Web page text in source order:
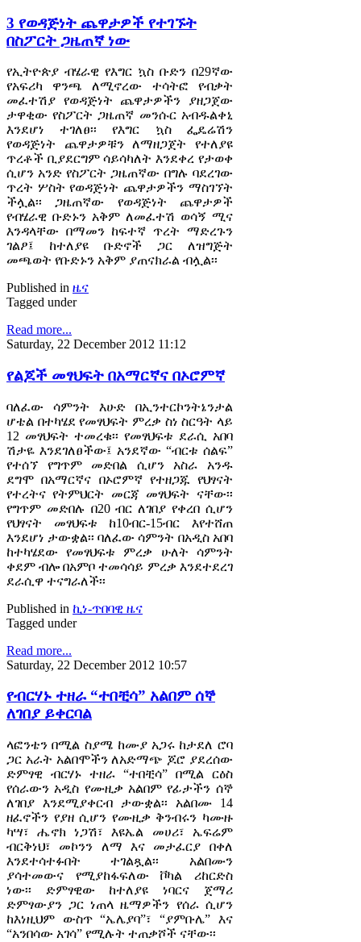
3 የወዳጅነት ጨዋታዎች የተገኙት
በስፖርት ጋዜጠኛ ነው
የኢትዮጵያ ብሄራዊ የእግር ኳስ ቡድን በ29ኛው
የአፍሪካ ዋንጫ ለሚኖረው ተሳትፎ የብቃት
መፈተሽያ የወዳጅነት ጨዋታዎችን ያዘጋጀው
ታዋቂው የስፖርት ጋዜጠኛ መንሱር አብዱልቀኒ
እንደሆነ ተገለፀ፡፡ የእግር ኳስ ፌዴሬሽን
የወዳጅነት ጨዋታዎቹን ለማዘጋጀት የተለያዩ
ጥረቶች ቢያደርግም ሳይሳካለት እንደቀረ የታወቀ
ሲሆን አንድ የስፖርት ጋዜጠኛው በግሉ ባደረገው
ጥረት ሦስት የወዳጅነት ጨዋታዎችን ማስገኘት
ችሏል፡፡ ጋዜጠኛው የወዳጅነት ጨዋታዎች
የብሄራዊ ቡድኑን አቅም ለመፈተሽ ወሳኝ ሚና
እንዳላቸው በማመን ከፍተኛ ጥረት ማድረጉን
ገልፆ፤ ከተለያዩ ቡድኖች ጋር ለዝግጅት
መጫወት የቡድኑን አቅም ያጠናክራል ብሏል፡፡
Published in ዜና
Tagged under
Read more...
Saturday, 22 December 2012 11:12
የልጆች መፃህፍት በአማርኛና በኦሮምኛ
ባለፈው ሳምንት እሁድ በኢንተርኮንትኔንታል
ሆቴል በተካሄደ የመፃህፍት ምረቃ ስነ ስርዓት ላይ
12 መፃህፍት ተመረቁ፡፡ የመፃህፍቱ ደራሲ አበባ
ሽታዬ እንደገለፀችው፤ አንደኛው “ብርቱ ሰልፍ”
የተሰኘ የግጥም መድበል ሲሆን አስራ አንዱ
ደግሞ በአማርኛና በኦሮምኛ የተዘጋጁ የህፃናት
የተረትና የትምህርት መርጃ መፃህፍት ናቸው፡፡
የግጥም መድበሉ በ20 ብር ለገበያ የቀረበ ሲሆን
የህፃናት መፃህፍቱ ከ10ብር-15ብር እየተሸጠ
እንደሆነ ታውቋል፡፡ ባለፈው ሳምንት በአዲስ አበባ
ከተካሄደው የመፃህፍቱ ምረቃ ሁለት ሳምንት
ቀደም ብሎ በአምቦ ተመሳሳይ ምረቃ እንደተደረገ
ደራሲዋ ተናግራለች፡፡
Published in ኪነ-ጥበባዊ ዜና
Tagged under
Read more...
Saturday, 22 December 2012 10:57
የብርሃኑ ተዘራ “ተበቺሳ” አልበም ሰኞ
ለገበያ ይቀርባል
ላፎንቴን በሚል ስያሜ ከሙያ አጋሩ ከታደለ ሮባ
ጋር አራት አልበሞችን ለአድማጭ ጆሮ ያደረሰው
ድምፃዊ ብርሃኑ ተዘራ “ተበቺሳ” በሚል ርዕስ
የሰራውን አዲስ የሙዚቃ አልበም የፊታችን ሰኞ
ለገበያ እንደሚያቀርብ ታውቋል፡፡ አልበሙ 14
ዘፈኖችን የያዘ ሲሆን የሙዚቃ ቅንብሩን ካሙዙ
ካሣ፣ ሔኖክ ነጋሽ፣ እዩኤል መሀሪ፣ ኤፍሬም
ብርቅነህ፣ መኮንን ለማ እና መታፈርያ በቀለ
እንደተሳተፉበት ተገልጿል፡፡ አልበሙን
ያሳተመውና የሚያከፋፍለው ቮካል ሪከርድስ
ነው፡፡ ድምፃዊው ከተለያዩ ነባርና ጀማሪ
ድምፃውያን ጋር ነጠላ ዜማዎችን የሰራ ሲሆን
ከእነዚህም ውስጥ “ኤሌያባ”፣ “ያምቡሌ” እና
“አንበሳው አገሳ” የሚሉት ተጠቃሾች ናቸው፡፡